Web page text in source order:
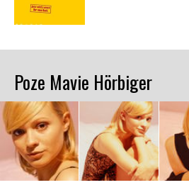
Poze Mavie Hörbiger